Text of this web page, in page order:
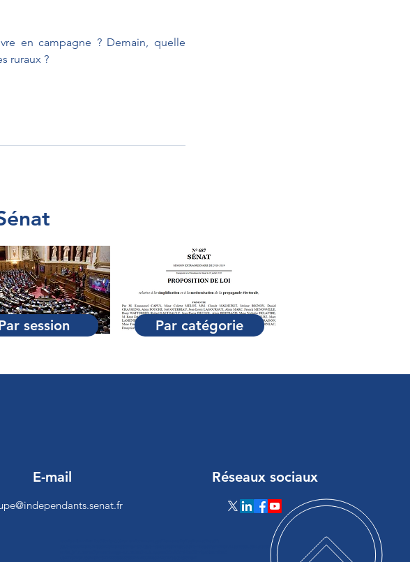
en campagne ? Demain, quelle
ruraux ?
session Par catégorie
E-mail Réseaux sociaux
[0],c=document.createElement("script");c.type="text/javascript",c.src="https://tracker.metricool.com/resourc